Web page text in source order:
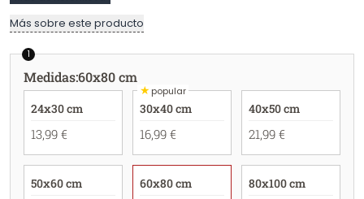
Más sobre este producto
1
Medidas:60x80 cm
24x30 cm
13,99 €
★popular
30x40 cm
16,99 €
40x50 cm
21,99 €
50x60 cm 60x80 cm 80x100 cm